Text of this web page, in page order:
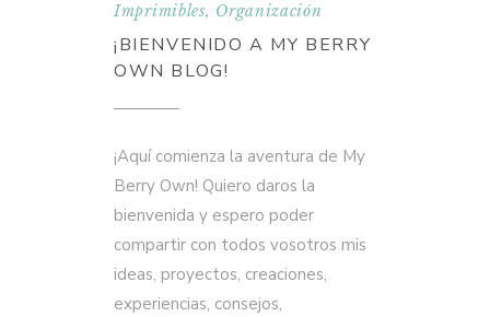
Imprimibles, Organización
¡BIENVENIDO A MY BERRY
OWN BLOG!
¡Aquí comienza la aventura de My
Berry Own! Quiero daros la
bienvenida y espero poder
compartir con todos vosotros mis
ideas, proyectos, creaciones,
experiencias, consejos,